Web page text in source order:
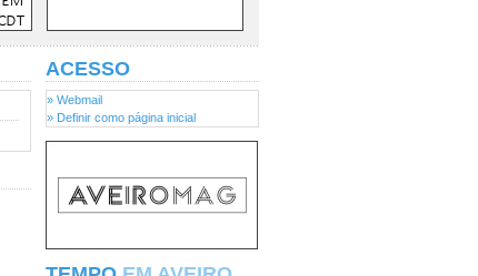
ACESSO
» Webmail
» Definir como página inicial